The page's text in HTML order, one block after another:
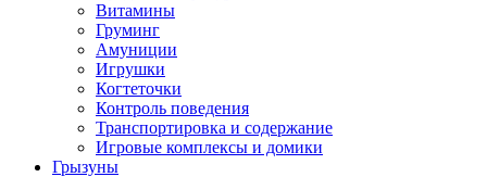
Витамины
Груминг
Амуниции
Игрушки
Когтеточки
Контроль поведения
Транспортировка и содержание
Игровые комплексы и домики
Грызуны